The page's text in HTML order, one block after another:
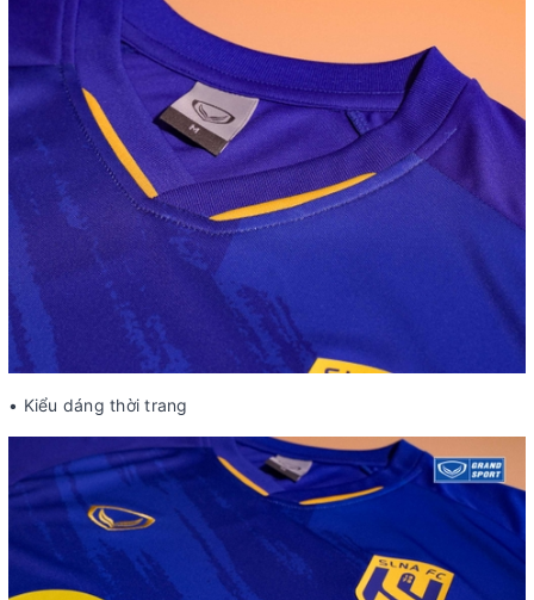
• Kiểu dáng thời trang